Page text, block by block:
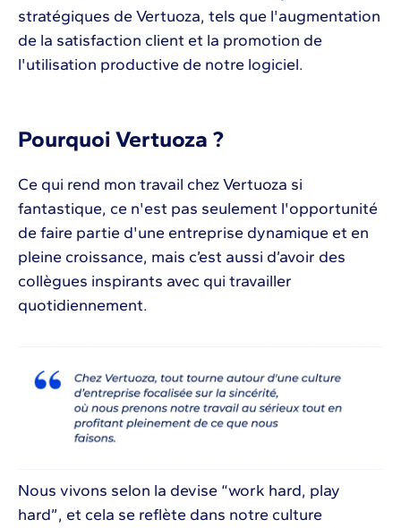
stratégiques de Vertuoza, tels que l'augmentation
de la satisfaction client et la promotion de
l'utilisation productive de notre logiciel.
Pourquoi Vertuoza ?
Ce qui rend mon travail chez Vertuoza si
fantastique, ce n'est pas seulement l'opportunité
de faire partie d'une entreprise dynamique et en
pleine croissance, mais c’est aussi d’avoir des
collègues inspirants avec qui travailler
quotidiennement.
Nous vivons selon la devise “work hard, play
hard”, et cela se reflète dans notre culture